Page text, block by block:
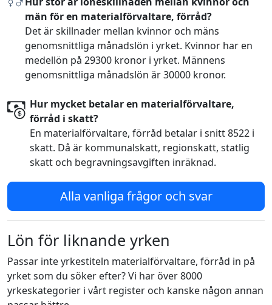
män för en materialförvaltare, förråd?
Det är skillnader mellan kvinnor och mäns
genomsnittliga månadslön i yrket. Kvinnor har en
medellön på 29300 kronor i yrket. Männens
genomsnittliga månadslön är 30000 kronor.
Hur mycket betalar en materialförvaltare,
förråd i skatt?
En materialförvaltare, förråd betalar i snitt 8522 i
skatt. Då är kommunalskatt, regionskatt, statlig
skatt och begravningsavgiften inräknad.
Alla vanliga frågor och svar
Lön för liknande yrken
Passar inte yrkestiteln materialförvaltare, förråd in på
yrket som du söker efter? Vi har över 8000
yrkeskategorier i vårt register och kanske någon annan